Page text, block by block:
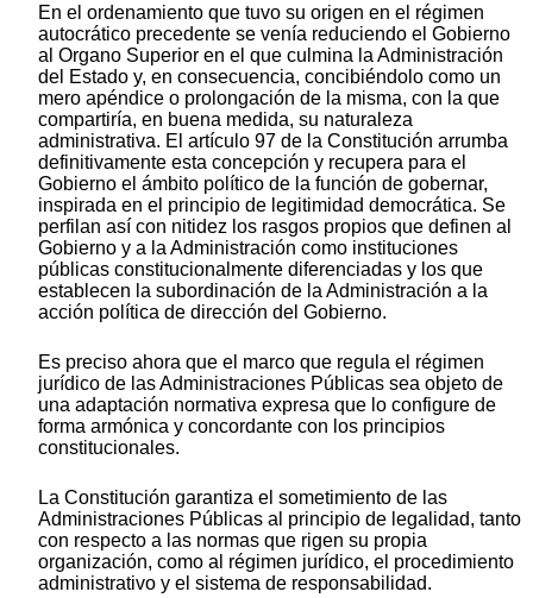
En el ordenamiento que tuvo su origen en el régimen
autocrático precedente se venía reduciendo el Gobierno
al Organo Superior en el que culmina la Administración
del Estado y, en consecuencia, concibiéndolo como un
mero apéndice o prolongación de la misma, con la que
compartiría, en buena medida, su naturaleza
administrativa. El artículo 97 de la Constitución arrumba
definitivamente esta concepción y recupera para el
Gobierno el ámbito político de la función de gobernar,
inspirada en el principio de legitimidad democrática. Se
perfilan así con nitidez los rasgos propios que definen al
Gobierno y a la Administración como instituciones
públicas constitucionalmente diferenciadas y los que
establecen la subordinación de la Administración a la
acción política de dirección del Gobierno.
Es preciso ahora que el marco que regula el régimen
jurídico de las Administraciones Públicas sea objeto de
una adaptación normativa expresa que lo configure de
forma armónica y concordante con los principios
constitucionales.
La Constitución garantiza el sometimiento de las
Administraciones Públicas al principio de legalidad, tanto
con respecto a las normas que rigen su propia
organización, como al régimen jurídico, el procedimiento
administrativo y el sistema de responsabilidad.